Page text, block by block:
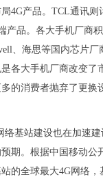
4G产品。TCL通讯则
产品。各大手机厂商
、海思等国内芯片厂
各大手机厂商改变了
的消费者抛弃了更换
络基站建设也在加速
期。根据中国移动公
的全球最大4G网络